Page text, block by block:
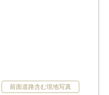
前面道路含む現地写真